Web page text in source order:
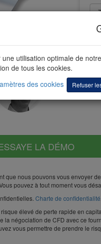
LA DÉMO
que nous pouvons vous envoyer
pouvez à tout moment vous
Charte de confidentialité
élevé de perte rapide en
négociation de CFD avec ce
vous permettre de prendre le
utilisation optimale de
de tous les cookies.
des cookies
Refuser